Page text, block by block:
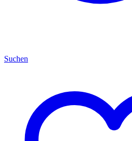
Suchen